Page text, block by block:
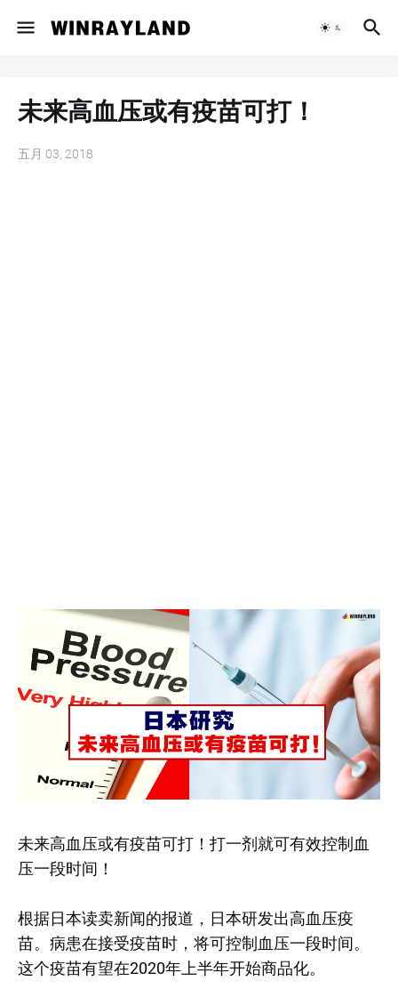
未来高血压或有疫苗可打！
五月 03, 2018
未来高血压或有疫苗可打！打一剂就可有效控制血
压一段时间！
根据日本读卖新闻的报道，日本研发出高血压疫
苗。病患在接受疫苗时，将可控制血压一段时间。
这个疫苗有望在2020年上半年开始商品化。